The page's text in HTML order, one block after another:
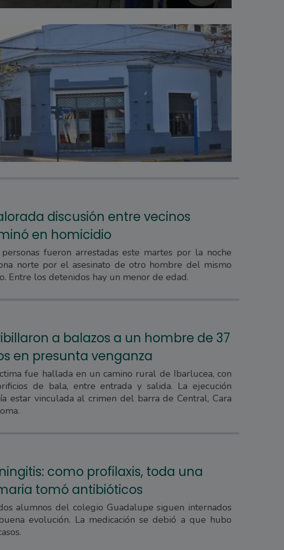
discusión entre vecinos
en homicidio
fueron arrestadas este martes por la noche
norte por el asesinato de otro hombre del mismo
Entre los detenidos hay un menor de edad.
a balazos a un hombre de 37
en presunta venganza
fue hallada en un camino rural de Ibarlucea, con
de bala, entre entrada y salida. La ejecución
estar vinculada al crimen del barra de Central, Cara
como profilaxis, toda una
tomó antibióticos
alumnos del colegio Guadalupe siguen internados
evolución. La medicación se debió a que hubo